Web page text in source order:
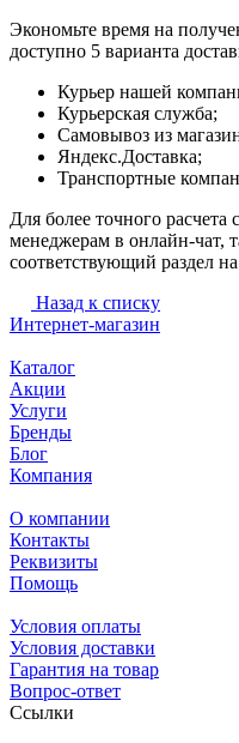
Экономьте время на
доступно 5 варианта
Курьер нашей
Курьерская служба;
Самовывоз из
Яндекс.Доставка;
Транспортные
Для более точного расчета
менеджерам в онлайн-чат,
соответствующий раздел на
Назад к списку
Интернет-магазин
Каталог
Акции
Услуги
Бренды
Блог
Компания
О компании
Контакты
Реквизиты
Помощь
Условия оплаты
Условия доставки
Гарантия на товар
Вопрос-ответ
Ссылки